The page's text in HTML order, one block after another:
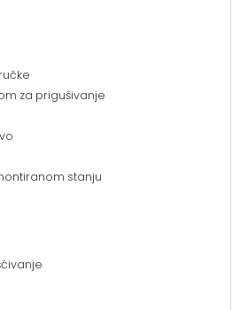
za prigušivanje
stanju